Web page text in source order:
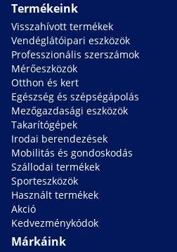
Termékeink
Visszahívott termékek
Vendéglátóipari eszközök
Professzionális szerszámok
Mérőeszközök
Otthon és kert
Egészség és szépségápolás
Mezőgazdasági eszközök
Takarítógépek
Irodai berendezések
Mobilitás és gondoskodás
Szállodai termékek
Sporteszközök
Használt termékek
Akció
Kedvezménykódok
Márkáink